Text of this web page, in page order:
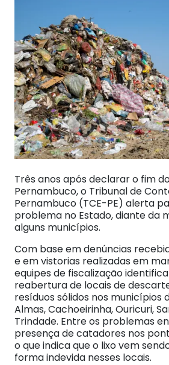
Três anos após declarar o fim
Pernambuco, o Tribunal de
Pernambuco (TCE-PE) alerta
problema no Estado, diante da
alguns municípios.
Com base em denúncias
e em vistorias realizadas em
equipes de fiscalização
reabertura de locais de
resíduos sólidos nos municípios
Almas, Cachoeirinha, Ouricuri,
Trindade. Entre os problemas
presença de catadores nos
o que indica que o lixo vem
forma indevida nesses locais.